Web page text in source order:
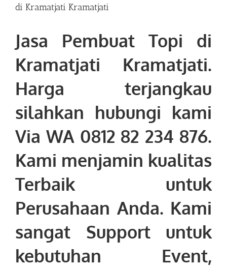
di Kramatjati Kramatjati
Jasa Pembuat Topi di
Kramatjati Kramatjati.
Harga terjangkau
silahkan hubungi kami
Via WA 0812 82 234 876.
Kami menjamin kualitas
Terbaik untuk
Perusahaan Anda. Kami
sangat Support untuk
kebutuhan Event,